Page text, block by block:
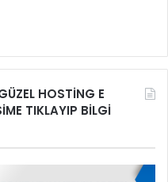
HOSTİNG E
TIKLAYIP BİLGİ